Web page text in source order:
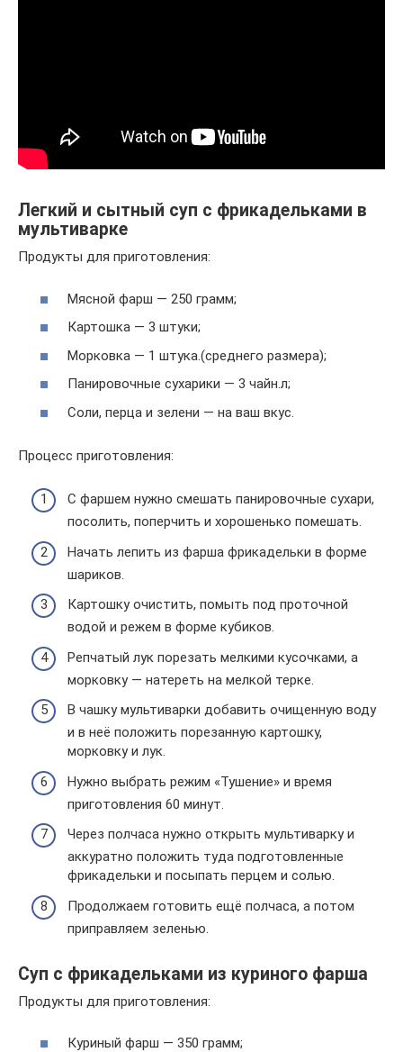
Легкий и сытный суп с фрикадельками в
мультиварке
Продукты для приготовления:
Мясной фарш — 250 грамм;
Картошка — 3 штуки;
Морковка — 1 штука.(среднего размера);
Панировочные сухарики — 3 чайн.л;
Соли, перца и зелени — на ваш вкус.
Процесс приготовления:
С фаршем нужно смешать панировочные сухари,
посолить, поперчить и хорошенько помешать.
Начать лепить из фарша фрикадельки в форме
шариков.
Картошку очистить, помыть под проточной
водой и режем в форме кубиков.
Репчатый лук порезать мелкими кусочками, а
морковку — натереть на мелкой терке.
В чашку мультиварки добавить очищенную воду
и в неё положить порезанную картошку,
морковку и лук.
Нужно выбрать режим «Тушение» и время
приготовления 60 минут.
Через полчаса нужно открыть мультиварку и
аккуратно положить туда подготовленные
фрикадельки и посыпать перцем и солью.
Продолжаем готовить ещё полчаса, а потом
приправляем зеленью.
Суп с фрикадельками из куриного фарша
Продукты для приготовления:
Куриный фарш — 350 грамм;